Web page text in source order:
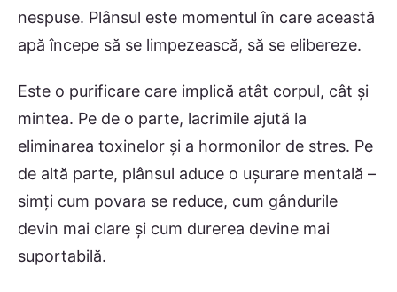
nespuse. Plânsul este momentul în care această
apă începe să se limpezească, să se elibereze.
Este o purificare care implică atât corpul, cât și
mintea. Pe de o parte, lacrimile ajută la
eliminarea toxinelor și a hormonilor de stres. Pe
de altă parte, plânsul aduce o ușurare mentală –
simți cum povara se reduce, cum gândurile
devin mai clare și cum durerea devine mai
suportabilă.